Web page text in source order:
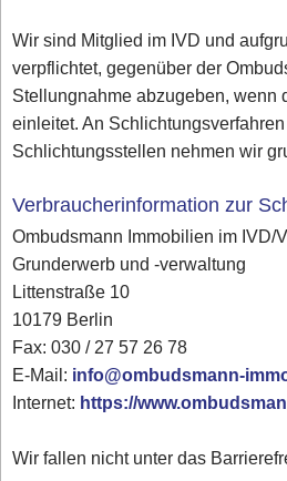
Wir sind Mitglied im IVD und
verpflichtet, gegenüber der
Stellungnahme abzugeben, wenn
einleitet. An
Schlichtungsstellen nehmen wir
Verbraucherinformation zur
Ombudsmann Immobilien im IVD/
Grunderwerb und -verwaltung
Littenstraße 10
10179 Berlin
Fax: 030 / 27 57 26 78
E-Mail: info@ombudsmann-
Internet: https://
Wir fallen nicht unter das